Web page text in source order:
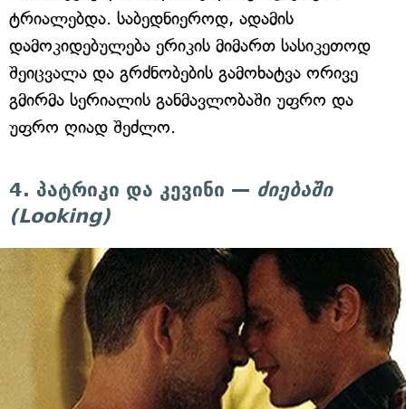
ტრიალებდა. საბედნიეროდ, ადამის
დამოკიდებულება ერიკის მიმართ სასიკეთოდ
შეიცვალა და გრძნობების გამოხატვა ორივე
გმირმა სერიალის განმავლობაში უფრო და
უფრო ღიად შეძლო.
4. პატრიკი და კევინი — ძიებაში
(Looking)